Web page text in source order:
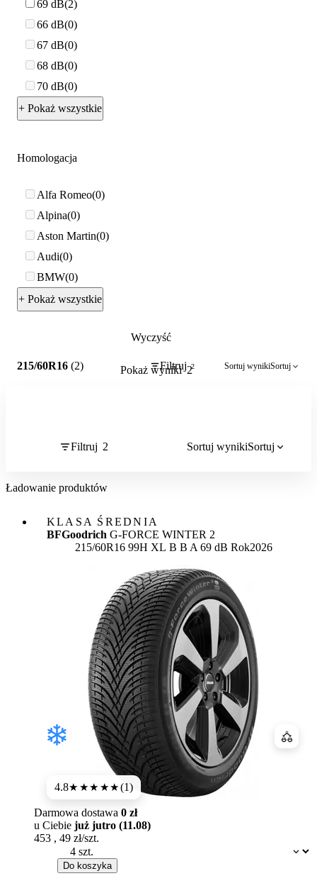
69 dB 2
66 dB 0
67 dB 0
68 dB 0
70 dB 0
+ Pokaż wszystkie
Homologacja
Alfa Romeo 0
Alpina 0
Aston Martin 0
Audi 0
BMW 0
+ Pokaż wszystkie
Wyczyść
Pokaż wyniki 2
215/60R16 (2) Filtruj 2 Sortuj wynikiSortuj
Filtruj 2 Sortuj wynikiSortuj
Ładowanie produktów
KLASA ŚREDNIA
BFGoodrich G-FORCE WINTER 2
215/60R16 99H XL Etykieta:
B B A 69 dB Rok2026
4.8★★★★★(1)
Dostępność:
Darmowa dostawa 0 zł
u Ciebie już jutro (11.08)
453 , 49 zł/szt.
Do koszyka